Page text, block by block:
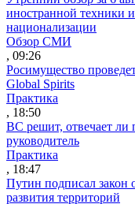
иностранной техники
национализации
Обзор СМИ
, 09:26
Росимущество
Global Spirits
Практика
, 18:50
ВС решит, отвечает
руководитель
Практика
, 18:47
Путин подписал закон
развития территорий